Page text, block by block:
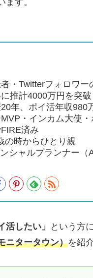
者・Twitterフォロワ
推計4000万円を突破
年、ポイ活年収980
・インカム大使・
済み
時からひとり親
シャルプランナー（
活したい」 という方
ニタータウン）を紹